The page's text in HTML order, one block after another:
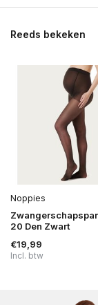
Reeds bekeken
Noppies
20 Den Zwart
€19,99
Incl. btw